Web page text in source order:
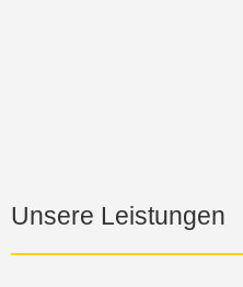
Unsere Leistungen